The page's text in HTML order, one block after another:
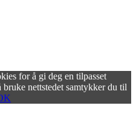
for å gi deg en tilpasset
nettstedet samtykker du til